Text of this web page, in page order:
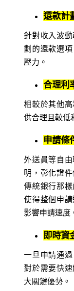
還款計
針對收入波
劃的還款選
壓力。
合理利
相較於其他
供合理且較低
申請條
外送員等自
明，彰化證
傳統銀行那
使得整個申
影響申請速度
即時資
一旦申請通
對於需要快
大關鍵優勢。